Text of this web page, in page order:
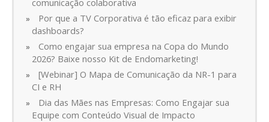
comunicação colaborativa
Por que a TV Corporativa é tão eficaz para exibir
dashboards?
Como engajar sua empresa na Copa do Mundo
2026? Baixe nosso Kit de Endomarketing!
[Webinar] O Mapa de Comunicação da NR-1 para
CI e RH
Dia das Mães nas Empresas: Como Engajar sua
Equipe com Conteúdo Visual de Impacto